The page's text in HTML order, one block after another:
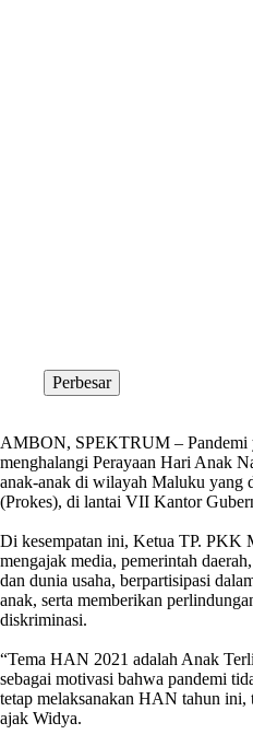
Perbesar
AMBON, SPEKTRUM – Pandemi
menghalangi Perayaan Hari Anak
anak-anak di wilayah Maluku yang
(Prokes), di lantai VII Kantor
Di kesempatan ini, Ketua TP.
mengajak media, pemerintah
dan dunia usaha, berpartisipasi
anak, serta memberikan
diskriminasi.
“Tema HAN 2021 adalah Anak
sebagai motivasi bahwa pandemi
tetap melaksanakan HAN tahun
ajak Widya.